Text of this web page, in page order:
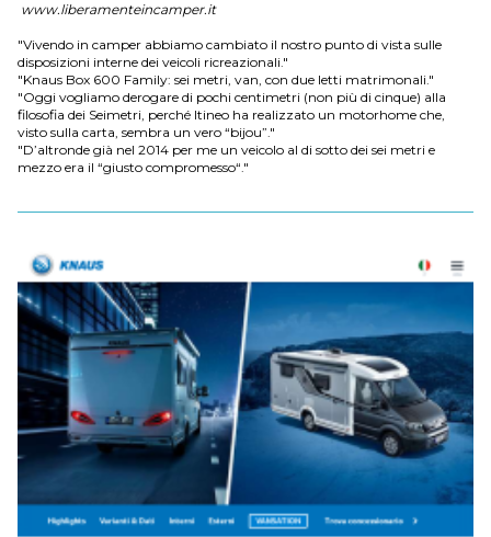
www.liberamenteincamper.it
"Vivendo in camper abbiamo cambiato il nostro punto di vista sulle
disposizioni interne dei veicoli ricreazionali."
"Knaus Box 600 Family: sei metri, van, con due letti matrimonali."
"Oggi vogliamo derogare di pochi centimetri (non più di cinque) alla
filosofia dei Seimetri, perché Itineo ha realizzato un motorhome che,
visto sulla carta, sembra un vero “bijou”."
"D’altronde già nel 2014 per me un veicolo al di sotto dei sei metri e
mezzo era il “giusto compromesso“."